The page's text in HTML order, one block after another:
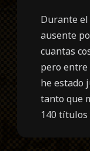
Durante
ausente
cuantas
pero entre
he estado
tanto que
140 títulos